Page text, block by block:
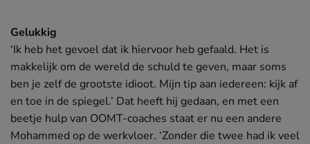
Gelukkig
‘Ik heb het gevoel dat ik hiervoor heb gefaald. Het is
makkelijk om de wereld de schuld te geven, maar soms
ben je zelf de grootste idioot. Mijn tip aan iedereen: kijk af
en toe in de spiegel.’ Dat heeft hij gedaan, en met een
beetje hulp van OOMT-coaches staat er nu een andere
Mohammed op de werkvloer. ‘Zonder die twee had ik veel